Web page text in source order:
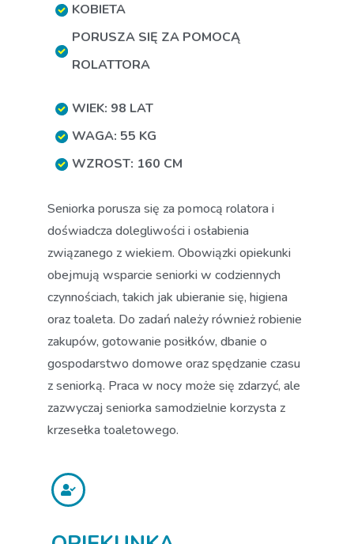
KOBIETA
PORUSZA SIĘ ZA POMOCĄ
ROLATTORA
WIEK: 98 LAT
WAGA: 55 KG
WZROST: 160 CM
Seniorka porusza się za pomocą rolatora i
doświadcza dolegliwości i osłabienia
związanego z wiekiem. Obowiązki opiekunki
obejmują wsparcie seniorki w codziennych
czynnościach, takich jak ubieranie się, higiena
oraz toaleta. Do zadań należy również robienie
zakupów, gotowanie posiłków, dbanie o
gospodarstwo domowe oraz spędzanie czasu
z seniorką. Praca w nocy może się zdarzyć, ale
zazwyczaj seniorka samodzielnie korzysta z
krzesełka toaletowego.